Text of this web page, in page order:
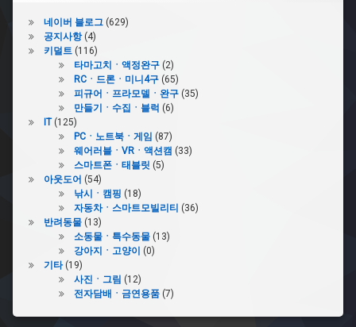
네이버 블로그(629)
공지사항(4)
키덜트(116)
타마고치ㆍ액정완구(2)
RCㆍ드론ㆍ미니4구(65)
피규어ㆍ프라모델ㆍ완구(35)
만들기ㆍ수집ㆍ블럭 (6)
IT(125)
PCㆍ노트북ㆍ게임 (87)
웨어러블ㆍVRㆍ액션캠 (33)
스마트폰ㆍ태블릿 (5)
아웃도어 (54)
낚시ㆍ캠핑 (18)
자동차ㆍ스마트모빌리티 (36)
반려동물(13)
소동물ㆍ특수동물(13)
강아지ㆍ고양이
(0)
기타(19)
사진ㆍ그림 (12)
전자담배ㆍ금연용품(7)